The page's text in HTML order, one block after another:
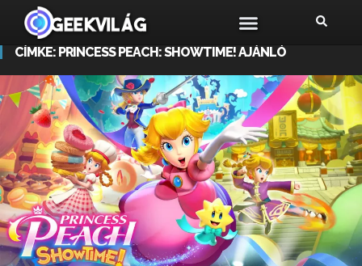
CÍMKE: PRINCESS PEACH: SHOWTIME! AJÁNLÓ